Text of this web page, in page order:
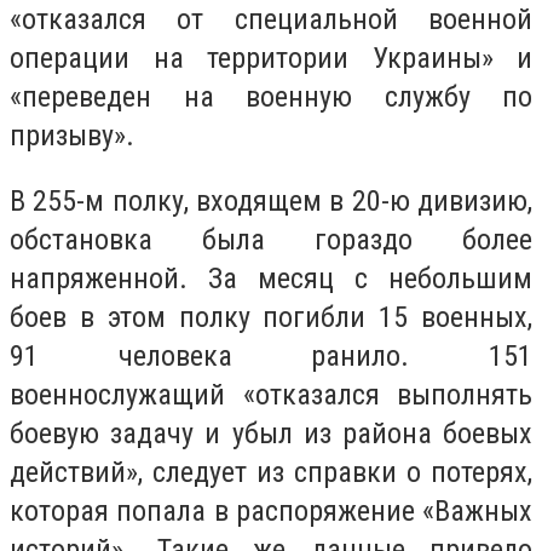
«отказался от специальной военной
операции на территории Украины» и
«переведен на военную службу по
призыву».
В 255-м полку, входящем в 20-ю дивизию,
обстановка была гораздо более
напряженной. За месяц с небольшим
боев в этом полку погибли 15 военных,
91 человека ранило. 151
военнослужащий «отказался выполнять
боевую задачу и убыл из района боевых
действий», следует из справки о потерях,
которая попала в распоряжение «Важных